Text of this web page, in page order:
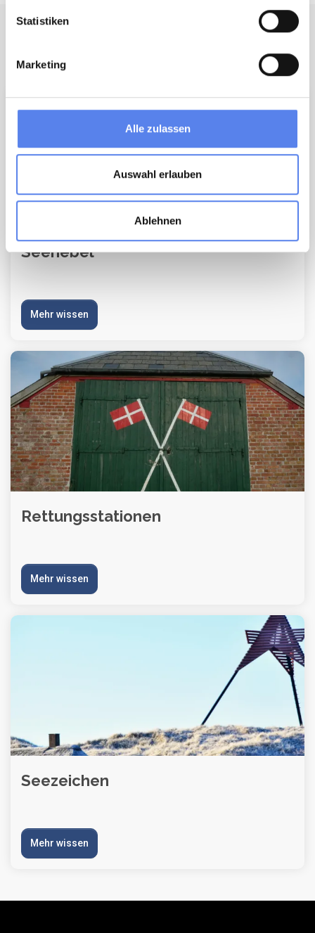
Statistiken
Marketing
Alle zulassen
Auswahl erlauben
Ablehnen
Seenebel
Mehr wissen
Rettungsstationen
Mehr wissen
Seezeichen
Mehr wissen